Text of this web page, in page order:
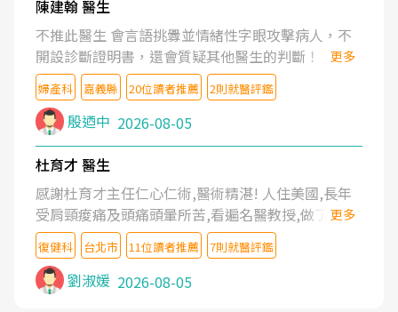
陳建翰 醫生
不推此醫生 會言語挑釁並情緒性字眼攻擊病人，不
開設診斷證明書，還會質疑其他醫生的判斷！
更多
婦產科 嘉義縣 20位讀者推薦 2則就醫評鑑
殷迺中 2026-08-05
杜育才 醫生
感謝杜育才主任仁心仁術,醫術精湛! 人住美國,長年
受肩頸痠痛及頭痛頭暈所苦,看遍名醫教授,做了各種
檢查,也嘗試過西醫打針,中醫針灸及物理徒手治療都
沒有用,後來連吃到嗎啡類止痛藥都效果有限,只是壓
症狀,沒多久就痛起來,多年失眠嚴重影響生活品質.
台灣親友介紹忠孝醫院杜育才主任是頸頭症候群專
更多
復健科 台北市 11位讀者推薦 7則就醫評鑑
劉淑媛 2026-08-05